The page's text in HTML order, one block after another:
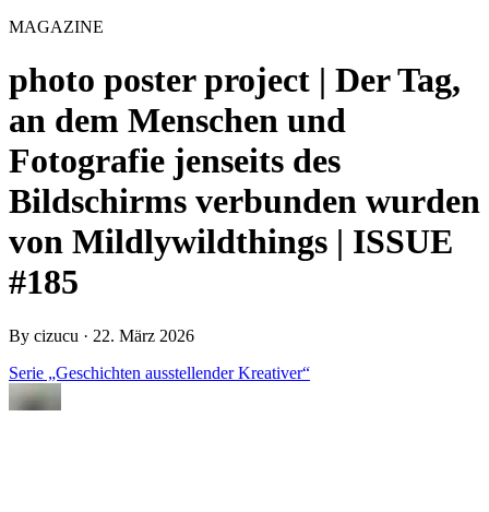
MAGAZINE
photo poster project | Der Tag,
an dem Menschen und
Fotografie jenseits des
Bildschirms verbunden wurden
von Mildlywildthings | ISSUE
#185
By cizucu · 22. März 2026
Serie „Geschichten ausstellender Kreativer“